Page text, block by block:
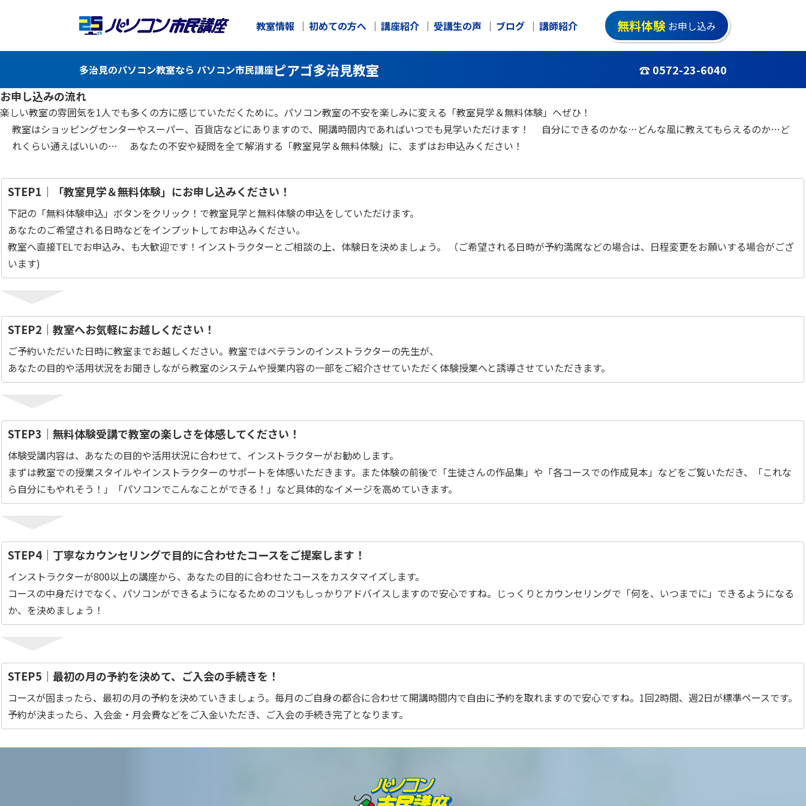
教室情報 初めての方へ 講座紹介 受講生の声 ブログ 講師紹介 無料体験 お申し込み
多治見のパソコン教室なら パソコン市民講座ピアゴ多治見教室
☎ 0572-23-6040
お申し込みの流れ
楽しい教室の雰囲気を1人でも多くの方に感じていただくために。パソコン教室の不安を楽しみに変える「教室見学＆無料体験」へぜひ！
教室はショッピングセンターやスーパー、百貨店などにありますので、開講時間内であればいつでも見学いただけます！ 自分にできるのかな…どんな風に教えてもらえるのか…ど
れくらい通えばいいの… あなたの不安や疑問を全て解消する「教室見学＆無料体験」に、まずはお申込みください！
STEP1｜「教室見学＆無料体験」にお申し込みください！
下記の「無料体験申込」ボタンをクリック！で教室見学と無料体験の申込をしていただけます。
あなたのご希望される日時などをインプットしてお申込みください。
教室へ直接TELでお申込み、も大歓迎です！インストラクターとご相談の上、体験日を決めましょう。 （ご希望される日時が予約満席などの場合は、日程変更をお願いする場合がござ
います)
STEP2｜教室へお気軽にお越しください！
ご予約いただいた日時に教室までお越しください。教室ではベテランのインストラクターの先生が、
あなたの目的や活用状況をお聞きしながら教室のシステムや授業内容の一部をご紹介させていただく体験授業へと誘導させていただきます。
STEP3｜無料体験受講で教室の楽しさを体感してください！
体験受講内容は、あなたの目的や活用状況に合わせて、インストラクターがお勧めします。
まずは教室での授業スタイルやインストラクターのサポートを体感いただきます。また体験の前後で「生徒さんの作品集」や「各コースでの作成見本」などをご覧いただき、「これな
ら自分にもやれそう！」「パソコンでこんなことができる！」など具体的なイメージを高めていきます。
STEP4｜丁寧なカウンセリングで目的に合わせたコースをご提案します！
インストラクターが800以上の講座から、あなたの目的に合わせたコースをカスタマイズします。
コースの中身だけでなく、パソコンができるようになるためのコツもしっかりアドバイスしますので安心ですね。じっくりとカウンセリングで「何を、いつまでに」できるようになる
か、を決めましょう！
STEP5｜最初の月の予約を決めて、ご入会の手続きを！
コースが固まったら、最初の月の予約を決めていきましょう。毎月のご自身の都合に合わせて開講時間内で自由に予約を取れますので安心ですね。1回2時間、週2日が標準ペースです。
予約が決まったら、入会金・月会費などをご入金いただき、ご入会の手続き完了となります。